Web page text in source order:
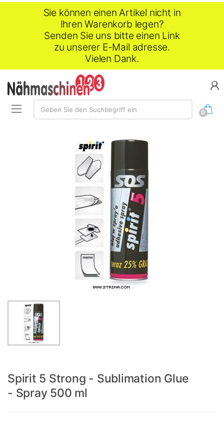
Sie können einen Artikel nicht in
Ihren Warenkorb legen?
Senden Sie uns bitte einen Link
zu unserer E-Mail adresse.
Vielen Dank.
Suche:
Geben Sie den Suchbegriff ein
0
Spirit 5 Strong - Sublimation Glue
- Spray 500 ml